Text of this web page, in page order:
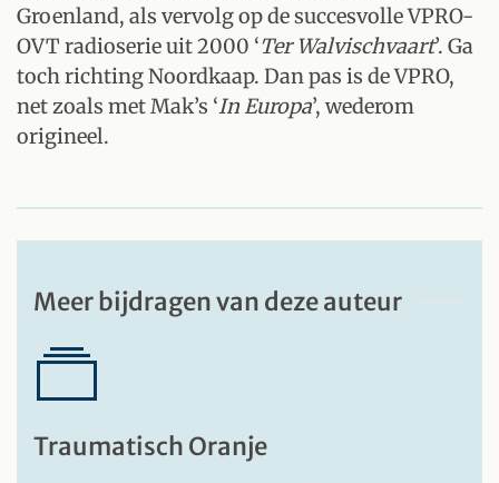
Groenland, als vervolg op de succesvolle VPRO-
OVT radioserie uit 2000 ‘Ter Walvischvaart’. Ga
toch richting Noordkaap. Dan pas is de VPRO,
net zoals met Mak’s ‘In Europa’, wederom
origineel.
Meer bijdragen van deze auteur
Traumatisch Oranje